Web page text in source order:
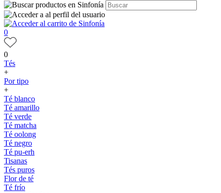
0
0
Tés
+
Por tipo
+
Té blanco
Té amarillo
Té verde
Té matcha
Té oolong
Té negro
Té pu-erh
Tisanas
Tés puros
Flor de té
Té frío